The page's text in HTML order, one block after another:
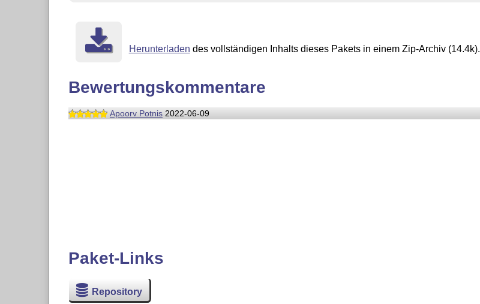
Herunterladen des vollständigen Inhalts dieses Pakets in einem Zip-Archiv (14.4k).
Bewertungskommentare
Apoorv Potnis2022-06-09
Paket-Links
Repository